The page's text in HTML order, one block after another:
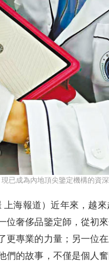
已成為內地頂尖鑒定機構的資
上海報道）近年來，越
奢侈品鑒定師，從初
更專業的力量；另一位
們的故事，不僅是個人